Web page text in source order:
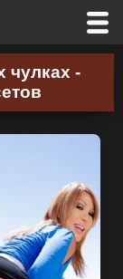
чулках -